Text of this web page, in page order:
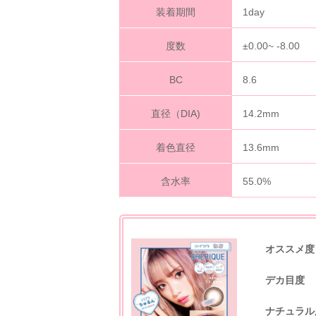
装着期間 1day
度数 ±0.00~ -8.00
BC 8.6
直径（DIA) 14.2mm
着色直径 13.6mm
含水率 55.0%
オススメ度
デカ目度
ナチュラ